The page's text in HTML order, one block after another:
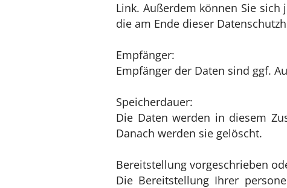
Link. Außerdem können Sie
die am Ende dieser
Empfänger:
Empfänger der Daten sind ggf.
Speicherdauer:
Die Daten werden in diesem
Danach werden sie gelöscht.
Bereitstellung vorgeschrieben
Die Bereitstellung Ihrer